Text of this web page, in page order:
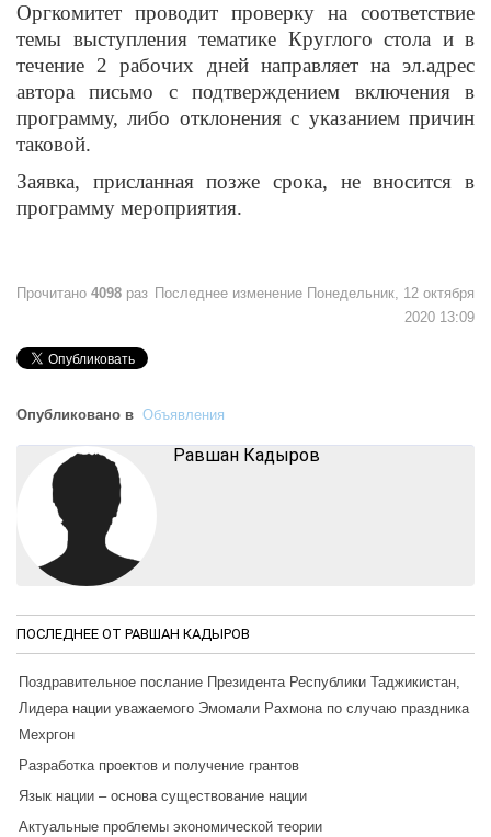
Оргкомитет проводит проверку на соответствие
темы выступления тематике Круглого стола и в
течение 2 рабочих дней направляет на эл.адрес
автора письмо с подтверждением включения в
программу, либо отклонения с указанием причин
таковой.
Заявка, присланная позже срока, не вносится в
программу мероприятия.
Прочитано 4098 раз Последнее изменение Понедельник, 12 октября
2020 13:09
Опубликовано в Объявления
Равшан Кадыров
ПОСЛЕДНЕЕ ОТ РАВШАН КАДЫРОВ
Поздравительное послание Президента Республики Таджикистан,
Лидера нации уважаемого Эмомали Рахмона по случаю праздника
Мехргон
Разработка проектов и получение грантов
Язык нации – основа существование нации
Актуальные проблемы экономической теории